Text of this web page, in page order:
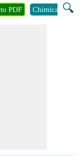
🔍
PDF Chimica